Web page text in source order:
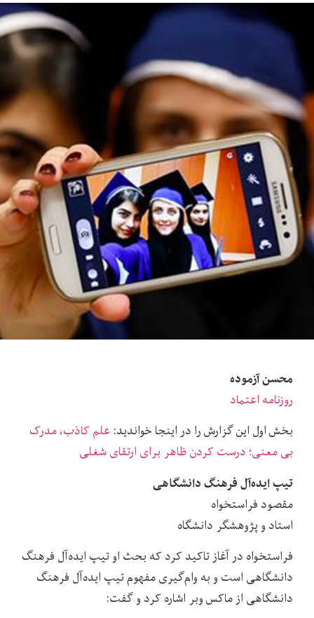
محسن آزموده
روزنامه اعتماد
بخش اول این گزارش را در اینجا خواندید: علم کاذب، مدرک
بی معنی؛ درست کردن ظاهر برای ارتقای شغلی
تیپ ایده‌آل فرهنگ دانشگاهی
مقصود فراستخواه
استاد و پژوهشگر دانشگاه
فراستخواه در آغاز تاکید کرد که بحث او تیپ ایده‌آل فرهنگ
دانشگاهی است و به وام‌گیری مفهوم تیپ ایده‌آل فرهنگ
دانشگاهی از ماکس وبر اشاره کرد و گفت: